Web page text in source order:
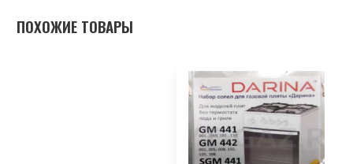
ПОХОЖИЕ ТОВАРЫ